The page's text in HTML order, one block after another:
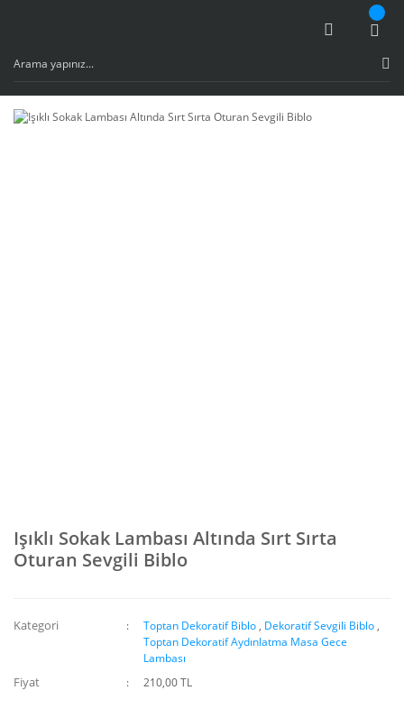
Işıklı Sokak Lambası Altında Sırt Sırta
Oturan Sevgili Biblo
Kategori Toptan Dekoratif Biblo , Dekoratif Sevgili Biblo ,
Toptan Dekoratif Aydınlatma Masa Gece
Lambası
Fiyat 210,00 TL